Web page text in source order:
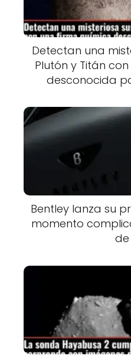
Detectan una
Plutón y Titán
desconocida
Bentley lanza su
momento
de